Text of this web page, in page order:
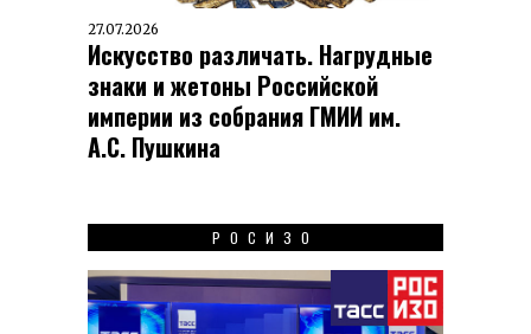
27.07.2026
Искусство различать. Нагрудные
знаки и жетоны Российской
империи из собрания ГМИИ им.
А.С. Пушкина
РОСИЗО